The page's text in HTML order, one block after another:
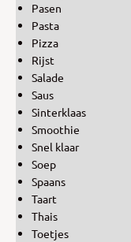
Pasen
Pasta
Pizza
Rijst
Salade
Saus
Sinterklaas
Smoothie
Snel klaar
Soep
Spaans
Taart
Thais
Toetjes